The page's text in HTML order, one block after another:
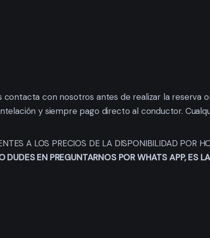
contacta con nosotros antes de realizar la
y siempre pago directo al conductor.
A LOS PRECIOS DE LA DISPONIBILIDAD POR
DUDES EN PREGUNTARNOS POR WHATS APP, ES